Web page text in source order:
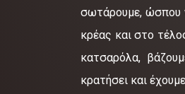
σωτάρουμε, ώσπου
κρέας και στο
κατσαρόλα,
κρατήσει και